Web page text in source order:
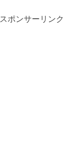
スポンサーリンク